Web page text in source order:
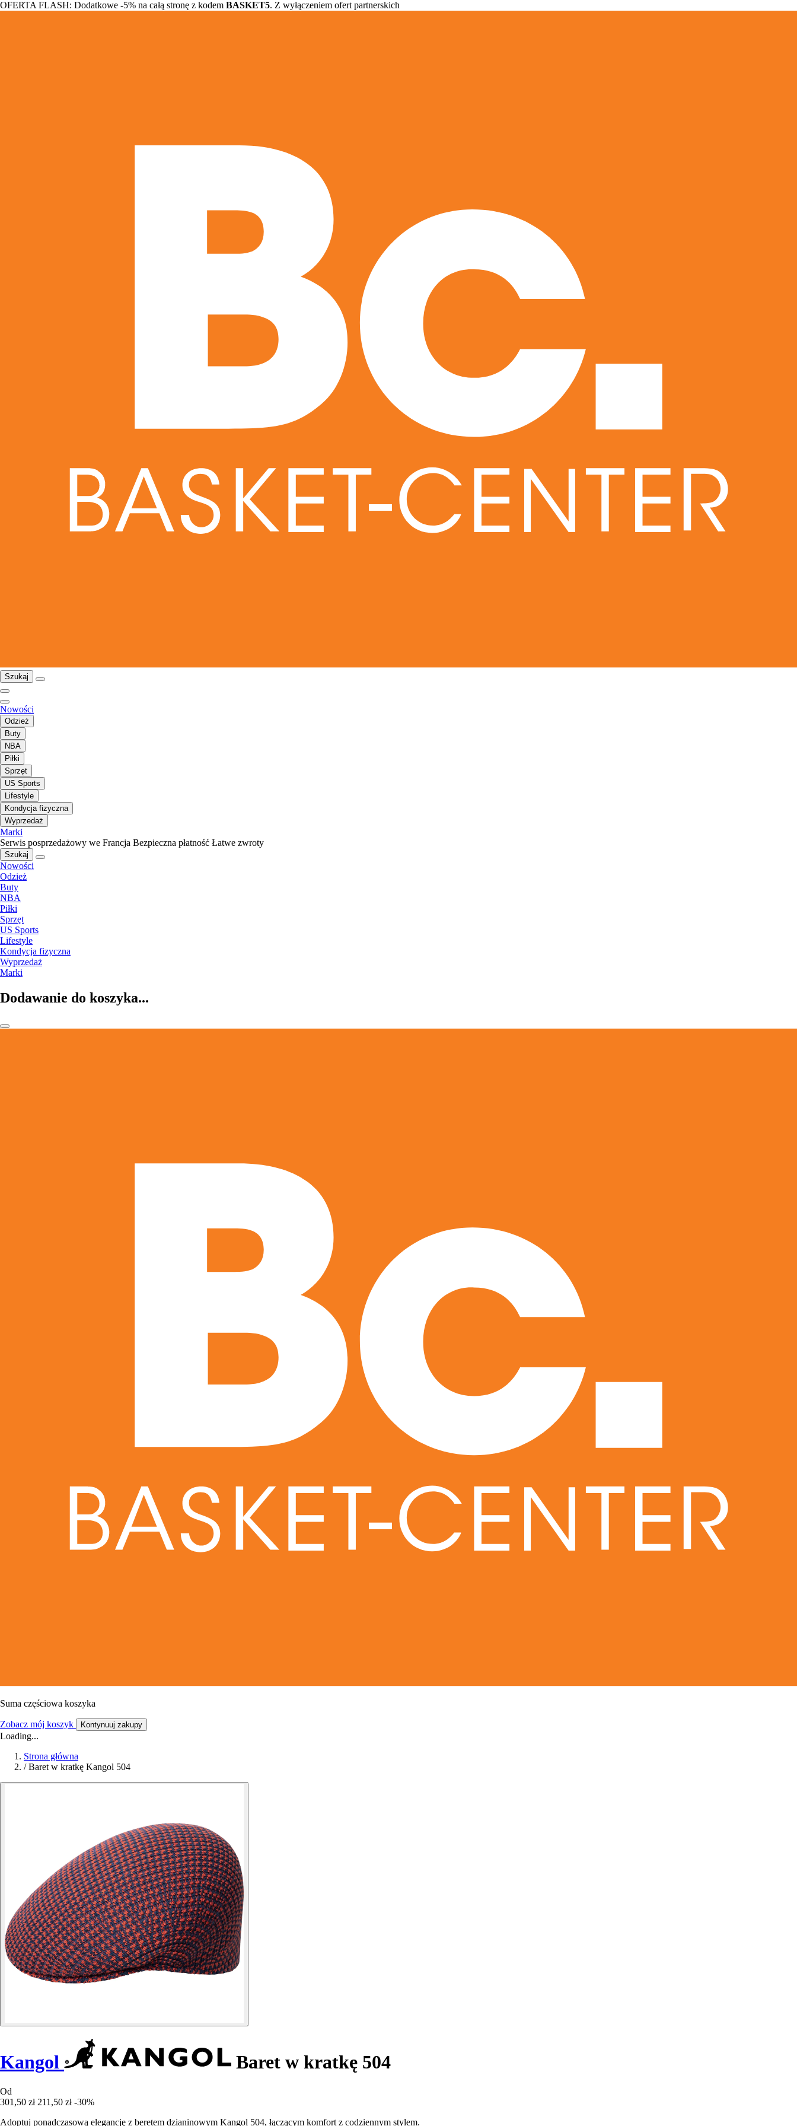
OFERTA FLASH: Dodatkowe -5% na całą stronę z kodem BASKET5. Z wyłączeniem ofert partnerskich
Szukaj
Nowości
Odzież
Buty
NBA
Piłki
Sprzęt
US Sports
Lifestyle
Kondycja fizyczna
Wyprzedaż
Marki
Serwis posprzedażowy we Francja Bezpieczna płatność Łatwe zwroty
Szukaj
Nowości
Odzież
Buty
NBA
Piłki
Sprzęt
US Sports
Lifestyle
Kondycja fizyczna
Wyprzedaż
Marki
Dodawanie do koszyka...
Suma częściowa koszyka
Zobacz mój koszyk Kontynuuj zakupy
Loading...
Strona główna
/ Baret w kratkę Kangol 504
Kangol Baret w kratkę 504
Od
301,50 zł 211,50 zł -30%
Adoptuj ponadczasową elegancję z beretem dzianinowym Kangol 504, łączącym komfort z codziennym stylem.